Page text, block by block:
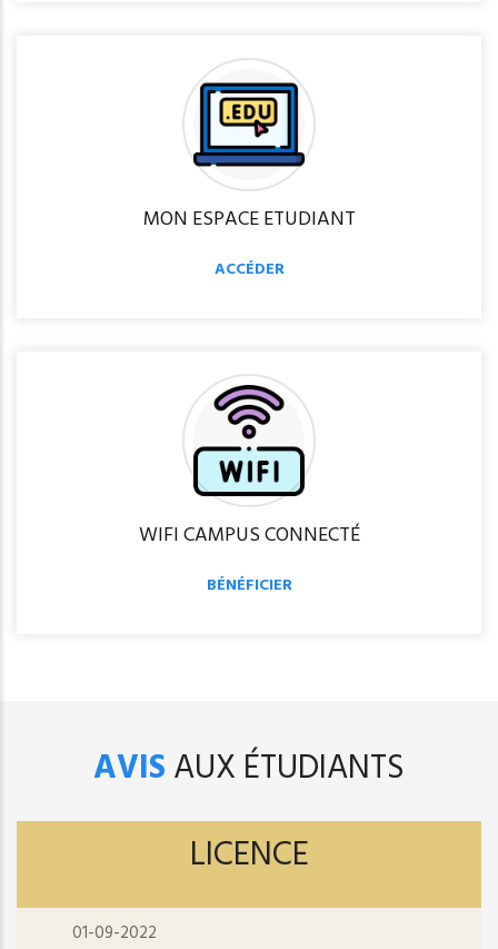
MON ESPACE ETUDIANT
ACCÉDER
WIFI CAMPUS CONNECTÉ
BÉNÉFICIER
AVISAUX ÉTUDIANTS
LICENCE
01-09-2022